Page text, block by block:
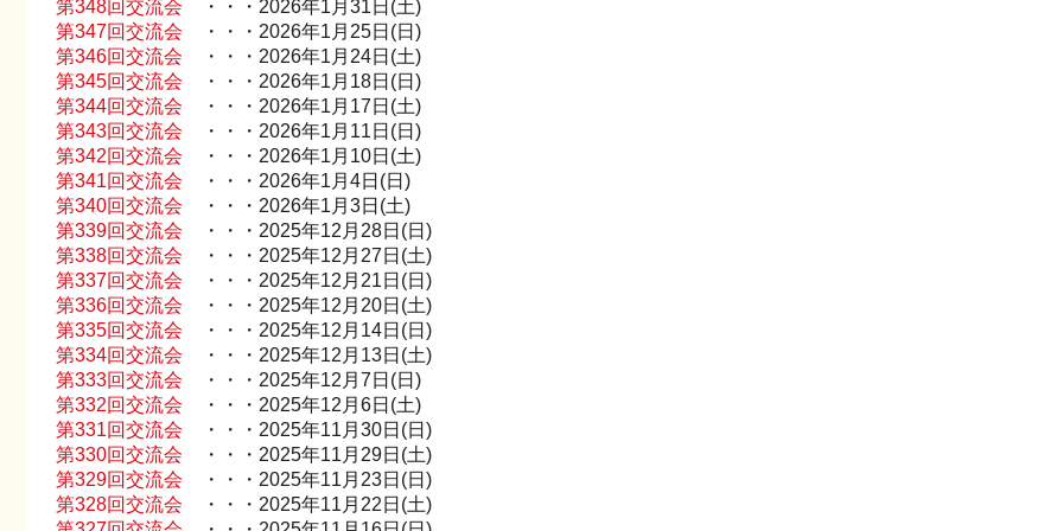
第348回交流会 ・・・2026年1月31日(土)
第347回交流会 ・・・2026年1月25日(日)
第346回交流会 ・・・2026年1月24日(土)
第345回交流会 ・・・2026年1月18日(日)
第344回交流会 ・・・2026年1月17日(土)
第343回交流会 ・・・2026年1月11日(日)
第342回交流会 ・・・2026年1月10日(土)
第341回交流会 ・・・2026年1月4日(日)
第340回交流会 ・・・2026年1月3日(土)
第339回交流会 ・・・2025年12月28日(日)
第338回交流会 ・・・2025年12月27日(土)
第337回交流会 ・・・2025年12月21日(日)
第336回交流会 ・・・2025年12月20日(土)
第335回交流会 ・・・2025年12月14日(日)
第334回交流会 ・・・2025年12月13日(土)
第333回交流会 ・・・2025年12月7日(日)
第332回交流会 ・・・2025年12月6日(土)
第331回交流会 ・・・2025年11月30日(日)
第330回交流会 ・・・2025年11月29日(土)
第329回交流会 ・・・2025年11月23日(日)
第328回交流会 ・・・2025年11月22日(土)